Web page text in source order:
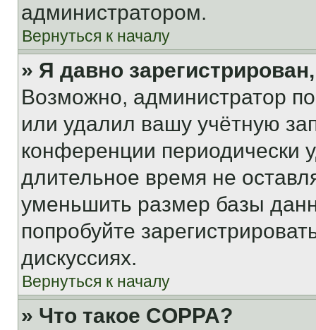
администратором.
Вернуться к началу
» Я давно
Возможно, администратор
или удалил вашу учётную
конференции периодически
длительное время не
уменьшить размер базы
попробуйте
дискуссиях.
Вернуться к началу
» Что такое COPPA?